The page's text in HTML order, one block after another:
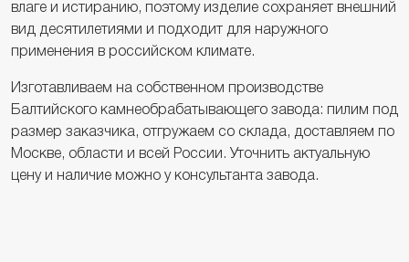
влаге и истиранию, поэтому изделие сохраняет внешний
вид десятилетиями и подходит для наружного
применения в российском климате.
Изготавливаем на собственном производстве
Балтийского камнеобрабатывающего завода: пилим под
размер заказчика, отгружаем со склада, доставляем по
Москве, области и всей России. Уточнить актуальную
цену и наличие можно у консультанта завода.